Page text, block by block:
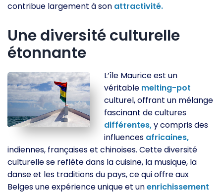
contribue largement à son attractivité.
Une diversité culturelle
étonnante
L’île Maurice est un
véritable melting-pot
culturel, offrant un mélange
fascinant de cultures
différentes,y compris des
influences africaines,
indiennes, françaises et chinoises. Cette diversité
culturelle se reflète dans la cuisine, la musique, la
danse et les traditions du pays, ce qui offre aux
Belges une expérience unique et unenrichissement